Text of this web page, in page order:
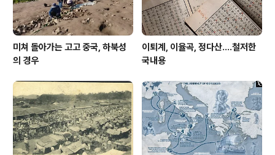
미쳐 돌아가는 고고 중국, 하북성
의 경우
이퇴계, 이율곡, 정다산....철저한
국내용